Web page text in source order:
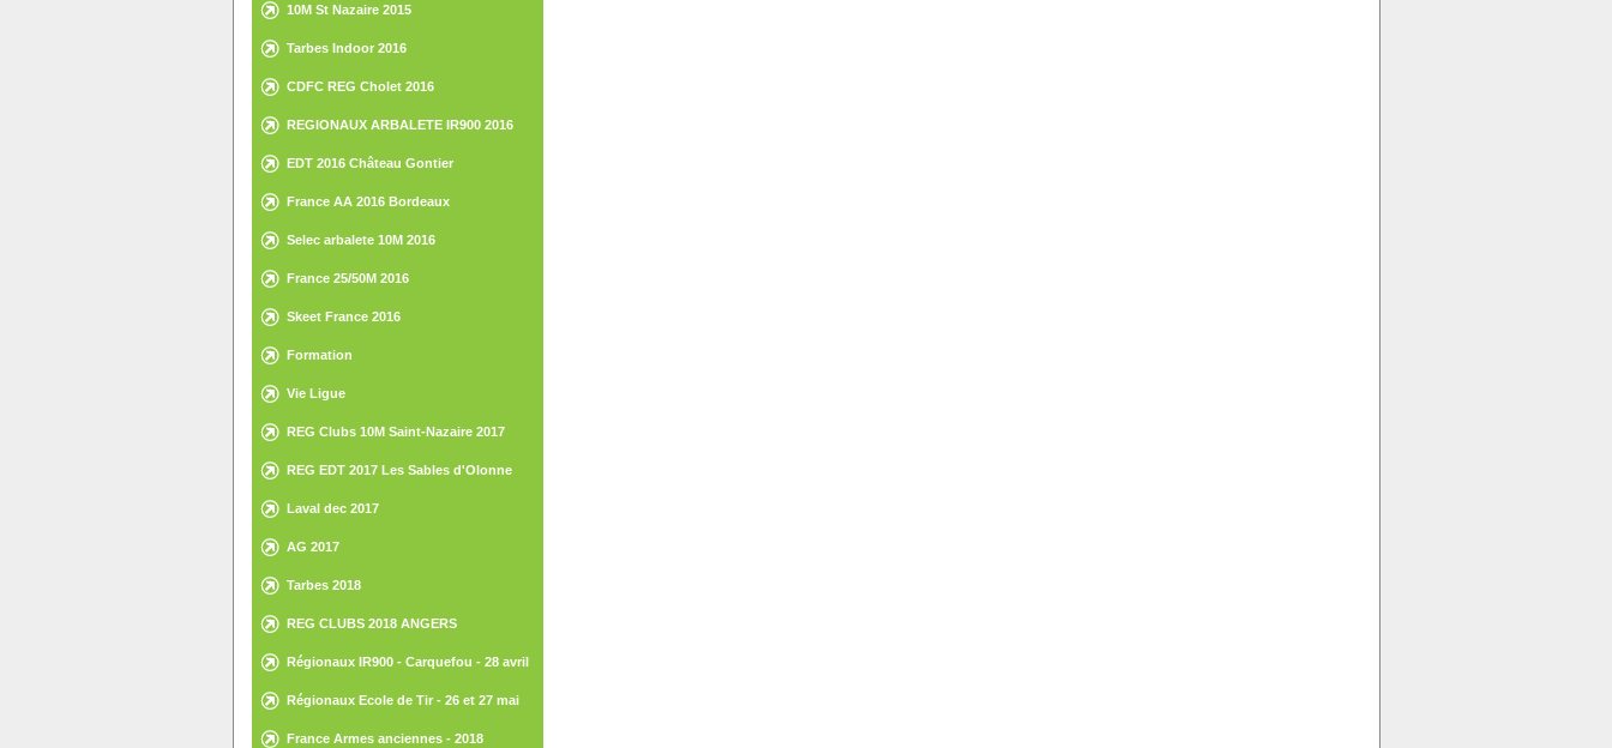
10M St Nazaire 2015
Tarbes Indoor 2016
CDFC REG Cholet 2016
REGIONAUX ARBALETE IR900 2016
EDT 2016 Château Gontier
France AA 2016 Bordeaux
Selec arbalete 10M 2016
France 25/50M 2016
Skeet France 2016
Formation
Vie Ligue
REG Clubs 10M Saint-Nazaire 2017
REG EDT 2017 Les Sables d'Olonne
Laval dec 2017
AG 2017
Tarbes 2018
REG CLUBS 2018 ANGERS
Régionaux IR900 - Carquefou - 28 avril
Régionaux Ecole de Tir - 26 et 27 mai
France Armes anciennes - 2018